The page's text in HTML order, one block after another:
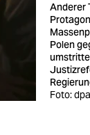
Anderer
Polen
Foto: dpa